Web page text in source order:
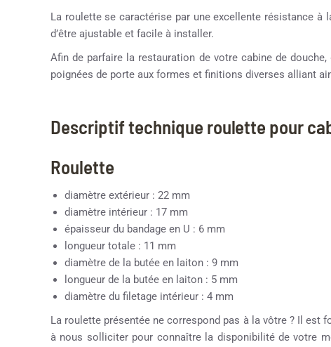
La roulette se caractérise par une excellente résistance à
d’être ajustable et facile à installer.
Afin de parfaire la restauration de votre cabine de
poignées de porte aux formes et finitions diverses alliant
Descriptif technique roulette pour
Roulette
diamètre extérieur : 22 mm
diamètre intérieur : 17 mm
épaisseur du bandage en U : 6 mm
longueur totale : 11 mm
diamètre de la butée en laiton : 9 mm
longueur de la butée en laiton : 5 mm
diamètre du filetage intérieur : 4 mm
La roulette présentée ne correspond pas à la vôtre ? Il est
à nous solliciter pour connaître la disponibilité de votre